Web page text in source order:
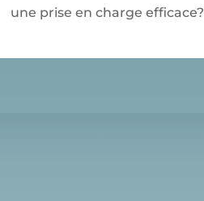
une prise en charge efficace?